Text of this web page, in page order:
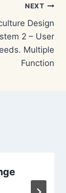
NEXT
Design
2 – User
Multiple
Function